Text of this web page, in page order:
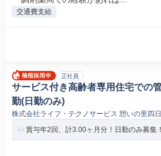
交通費支給
正社員
サービス付き高齢者専用住宅での
勤(日勤のみ)
株式会社ライフ・テクノサービス 憩いの里四
賞与年2回、計3.00ヶ月分！日勤のみ募集